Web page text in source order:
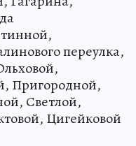
переулка,
Пригородной,
Светлой,
Цигейковой